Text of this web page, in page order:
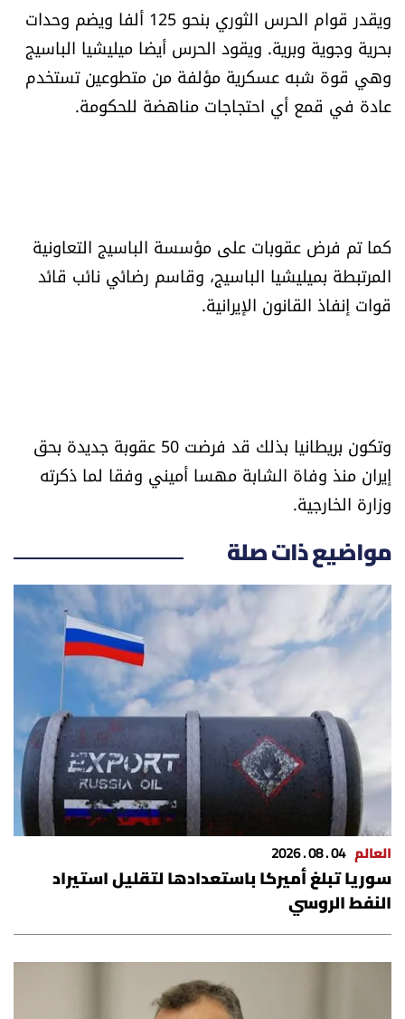
ويقدر قوام الحرس الثوري بنحو 125 ألفا ويضم وحدات
بحرية وجوية وبرية. ويقود الحرس أيضا ميليشيا الباسيج
وهي قوة شبه عسكرية مؤلفة من متطوعين تستخدم
عادة في قمع أي احتجاجات مناهضة للحكومة.
كما تم فرض عقوبات على مؤسسة الباسيج التعاونية
المرتبطة بميليشيا الباسيج، وقاسم رضائي نائب قائد
قوات إنفاذ القانون الإيرانية.
وتكون بريطانيا بذلك قد فرضت 50 عقوبة جديدة بحق
إيران منذ وفاة الشابة مهسا أميني وفقا لما ذكرته
وزارة الخارجية.
مواضيع ذات صلة
العالم 04 . 08 . 2026
سوريا تبلغ أميركا باستعدادها لتقليل استيراد
النفط الروسي